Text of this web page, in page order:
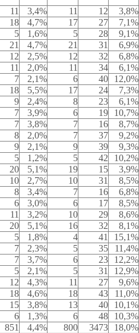
851 4,4% 800 3473 18,0%
11 3,4% 11 12 3,8%
18 4,7% 17 27 7,1%
5 1,6% 5 28 9,1%
21 4,7% 21 31 6,9%
12 2,5% 12 32 6,8%
11 2,0% 11 34 6,1%
7 2,1% 6 40 12,0%
18 5,5% 17 24 7,3%
9 2,4% 8 23 6,1%
7 3,9% 6 19 10,7%
7 3,8% 7 16 8,7%
8 2,0% 7 37 9,2%
9 2,1% 9 39 9,3%
5 1,2% 5 42 10,2%
20 5,1% 19 15 3,9%
10 2,7% 10 31 8,5%
8 3,4% 7 16 6,8%
6 3,0% 6 17 8,5%
11 3,2% 10 29 8,6%
20 5,1% 16 32 8,1%
5 1,8% 4 41 15,1%
7 2,3% 5 35 11,4%
7 3,7% 6 23 12,2%
5 2,1% 5 31 12,9%
12 4,3% 11 27 9,6%
18 4,6% 18 43 11,0%
15 3,8% 13 40 10,1%
6 1,3% 6 48 10,3%